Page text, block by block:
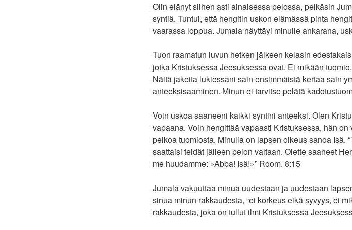
Olin elänyt siihen asti ainaisessa pelossa, pelkäsin
syntiä. Tuntui, että hengitin uskon elämässä pinta
vaarassa loppua. Jumala näyttäyi minulle ankarana,
Tuon raamatun luvun hetken jälkeen kelasin
jotka Kristuksessa Jeesuksessa ovat. Ei mikään
Näitä jakeita lukiessani sain ensimmäistä kertaa sain
anteeksisaaminen. Minun ei tarvitse pelätä
Voin uskoa saaneeni kaikki syntini anteeksi. Olen
vapaana. Voin hengittää vapaasti Kristuksessa, hän
pelkoa tuomiosta. Minulla on lapsen oikeus sanoa Isä.
saattaisi teidät jälleen pelon valtaan. Olette saaneet
me huudamme: »Abba! Isä!»” Room.‬ ‭8‬:‭15‬ ‭
Jumala vakuuttaa minua uudestaan ja uudestaan
sinua minun rakkaudesta, “ei korkeus eikä syvyys, ei
rakkaudesta, joka on tullut ilmi Kristuksessa